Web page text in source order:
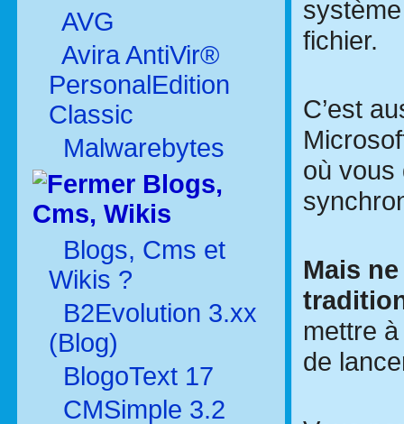
AVG
Avira AntiVir®
PersonalEdition
Classic
Malwarebytes
Blogs,
Cms, Wikis
Blogs, Cms et
Wikis ?
B2Evolution 3.xx
(Blog)
BlogoText 17
CMSimple 3.2
fichier.
C’est
où vous
Mais
mettre
de